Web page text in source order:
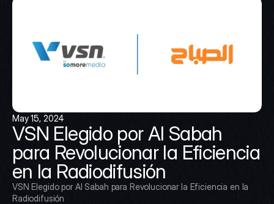
May 15, 2024
VSN Elegido por Al Sabah
para Revolucionar la Eficiencia
en la Radiodifusión
VSN Elegido por Al Sabah para Revolucionar la Eficiencia en la
Radiodifusión